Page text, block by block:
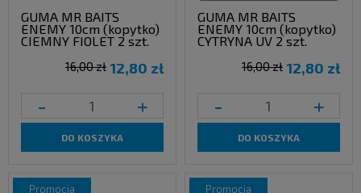
GUMA MR BAITS
ENEMY 10cm (kopytko)
CIEMNY FIOLET 2 szt.
12,80 zł
16,00 zł
- +
DO KOSZYKA
GUMA MR BAITS
ENEMY 10cm (kopytko)
CYTRYNA UV 2 szt.
12,80 zł
16,00 zł
- +
DO KOSZYKA
promocja promocja